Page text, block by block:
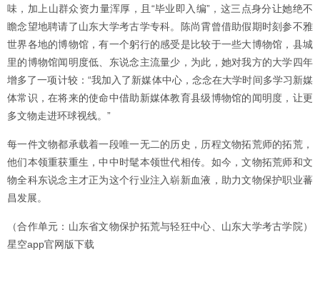
味，加上山群众资力量浑厚，且“毕业即入编”，这三点身分让她绝不
瞻念望地聘请了山东大学考古学专科。陈尚霄曾借助假期时刻参不雅
世界各地的博物馆，有一个躬行的感受是比较于一些大博物馆，县城
里的博物馆闻明度低、东说念主流量少，为此，她对我方的大学四年
增多了一项计较：“我加入了新媒体中心，念念在大学时间多学习新媒
体常识，在将来的使命中借助新媒体教育县级博物馆的闻明度，让更
多文物走进环球视线。”
每一件文物都承载着一段唯一无二的历史，历程文物拓荒师的拓荒，
他们本领重获重生，中中时髦本领世代相传。如今，文物拓荒师和文
物全科东说念主才正为这个行业注入崭新血液，助力文物保护职业蕃
昌发展。
（合作单元：山东省文物保护拓荒与轻狂中心、山东大学考古学院）
星空app官网版下载